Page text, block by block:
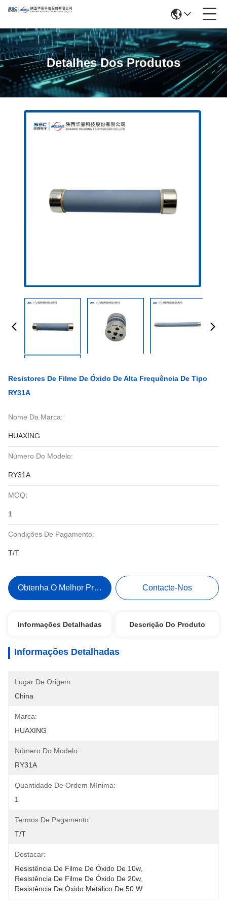
Detalhes Dos Produtos
Resistores De Filme De Óxido De Alta Frequência De Tipo
RY31A
Nome Da Marca:
HUAXING
Número Do Modelo:
RY31A
MOQ:
1
Condições De Pagamento:
T/T
Obtenha O Melhor Preço Contacte-Nos
Informações Detalhadas Descrição Do Produto
Informações Detalhadas
Lugar De Origem:
China
Marca:
HUAXING
Número Do Modelo:
RY31A
Quantidade De Ordem Mínima:
1
Termos De Pagamento:
T/T
Destacar:
Resistência De Filme De Óxido De 10w
Resistência De Filme De Óxido De 20w
Resistência De Óxido Metálico De 50 W